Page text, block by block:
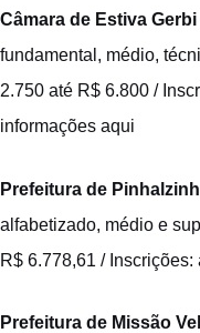
Câmara de Estiva Gerbi
fundamental, médio,
2.750 até R$ 6.800 /
informações aqui
Prefeitura de
alfabetizado, médio e
R$ 6.778,61 / Inscrições:
Prefeitura de Missão